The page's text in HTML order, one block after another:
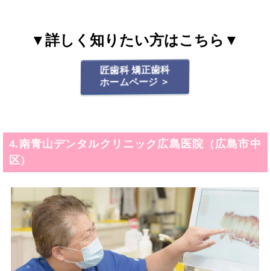
▼詳しく知りたい方はこちら▼
匠歯科 矯正歯科
ホームページ ＞
4.南青山デンタルクリニック広島医院（広島市中
区）